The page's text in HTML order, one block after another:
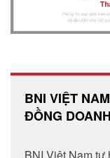
BNI VIỆT
ĐỒNG
BNI Việt Nam tự